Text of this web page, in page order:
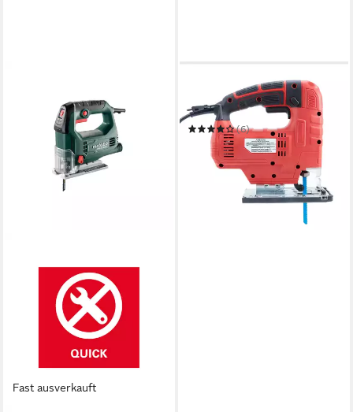
Fast ausverkauft
Stichsäge 710W, 45° Links-
Rechts neigbar, Schneller
Sägeblattwechsel
(6)
39,90 €
in 3-4 Werktagen bei dir